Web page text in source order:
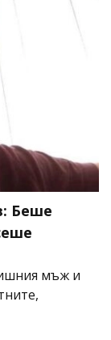
Беше
мъж и